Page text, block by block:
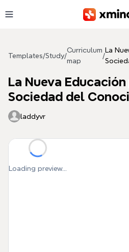
Templates/Study/
Curriculum
map
/
La
La Nueva
Sociedad del
laddyvr
Loading preview...